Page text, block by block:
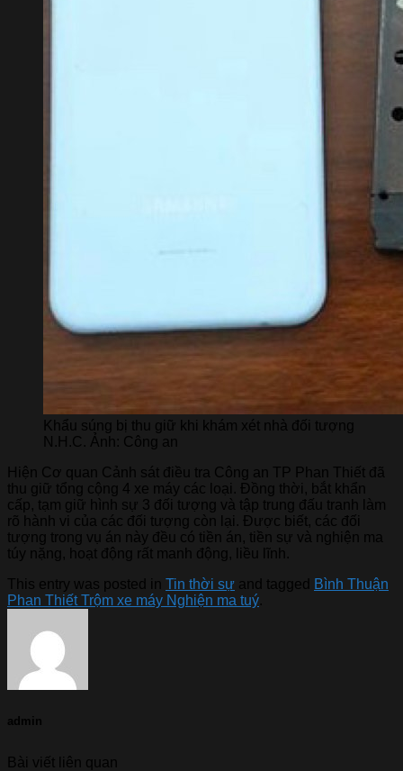
Khẩu súng bị thu giữ khi khám xét nhà đối tượng
N.H.C. Ảnh: Công an
Hiện Cơ quan Cảnh sát điều tra Công an TP Phan Thiết đã
thu giữ tổng cộng 4 xe máy các loại. Đồng thời, bắt khẩn
cấp, tạm giữ hình sự 3 đối tượng và tập trung đấu tranh làm
rõ hành vi của các đối tượng còn lại. Được biết, các đối
tượng trong vụ án này đều có tiền án, tiền sự và nghiện ma
túy nặng, hoạt động rất manh động, liều lĩnh.
This entry was posted in Tin thời sự and tagged
Bình Thuận
Phan Thiết Trộm xe máy Nghiện ma tuý.
admin
Bài viết liên quan